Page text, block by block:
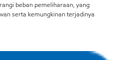
beban pemeliharaan, yang
serta kemungkinan terjadinya